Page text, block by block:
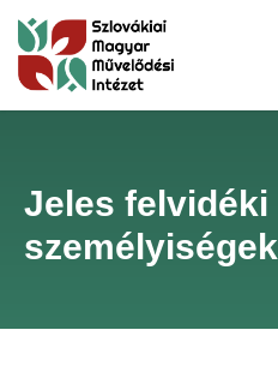
Jeles felvidéki
személyiségek